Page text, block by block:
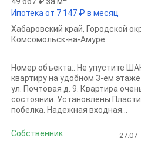
Ипотека от 7 147 ₽ в месяц
Хабаровский край, Городской
Комсомольск-на-Амуре
Номер объекта:. Не упустите
квартиру на удобном 3-ем
ул. Почтовая д. 9. Квартира
состоянии. Установлены
побелка. Надежная входная...
Собственник 27.07